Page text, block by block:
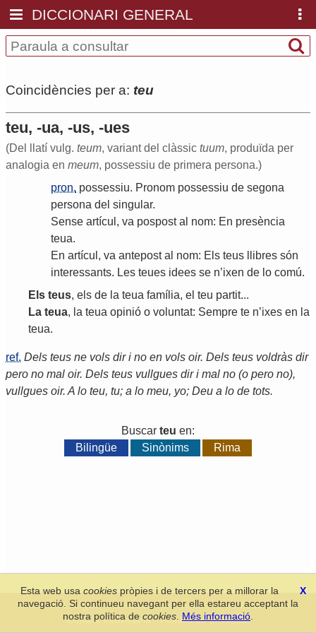
DICCIONARI GENERAL
Coincidències per a: teu
teu, -ua, -us, -ues
(Del llatí vulg. teum, variant del clàssic tuum, produïda per
analogia en meum, possessiu de primera persona.)
pron. possessiu. Pronom possessiu de segona
persona del singular.
Sense artícul , va pospost al nom: En presència
teua.
En artícul , va antepost al nom: Els teus llibres són
interessants. Les teues idees se n’ixen de lo comú.
Els teus, els de la teua família, el teu partit...
La teua, la teua opinió o voluntat: Sempre te n’ixes en la
teua.
ref. Dels teus ne vols dir i no en vols oir. Dels teus voldràs dir
pero no mal oir. Dels teus vullgues dir i mal no (o pero no),
vullgues oir. A lo teu, tu; a lo meu, yo; Deu a lo de tots.
Buscar teu en:
Bilingüe
Sinònims Rima
Secció de Llengua i Lliteratura Valencianes-Real Acadèmia de
Cultura Valenciana-Política de privacitat
X
Esta web usacookies pròpies i de tercers per a millorar la
navegació. Si continueu navegant per ella estareu acceptant la
nostra política de cookies Més informació